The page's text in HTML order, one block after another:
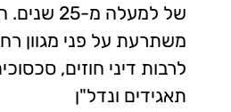
של למעלה מ-
משתרעת על פני מגוון
לרבות דיני חוזים,
תאגידים ונדל"ן